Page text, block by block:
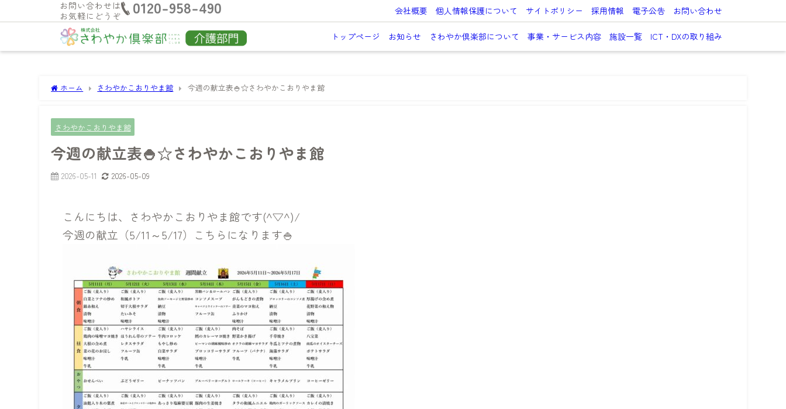
お問い合わせは
お気軽にどうぞ
0120-958-490 会社概要 個人情報保護について サイトポリシー 採用情報 電子公告 お問い合わせ
トップページ お知らせ さわやか倶楽部について 事業・サービス内容 施設一覧 ICT・DXの取り組み
ホーム さわやかこおりやま館 今週の献立表🍚☆さわやかこおりやま館
さわやかこおりやま館
今週の献立表🍚☆さわやかこおりやま館
2026-05-11 2026-05-09
こんにちは、さわやかこおりやま館です(^▽^)/
今週の献立（5/11～5/17）こちらになります🍚